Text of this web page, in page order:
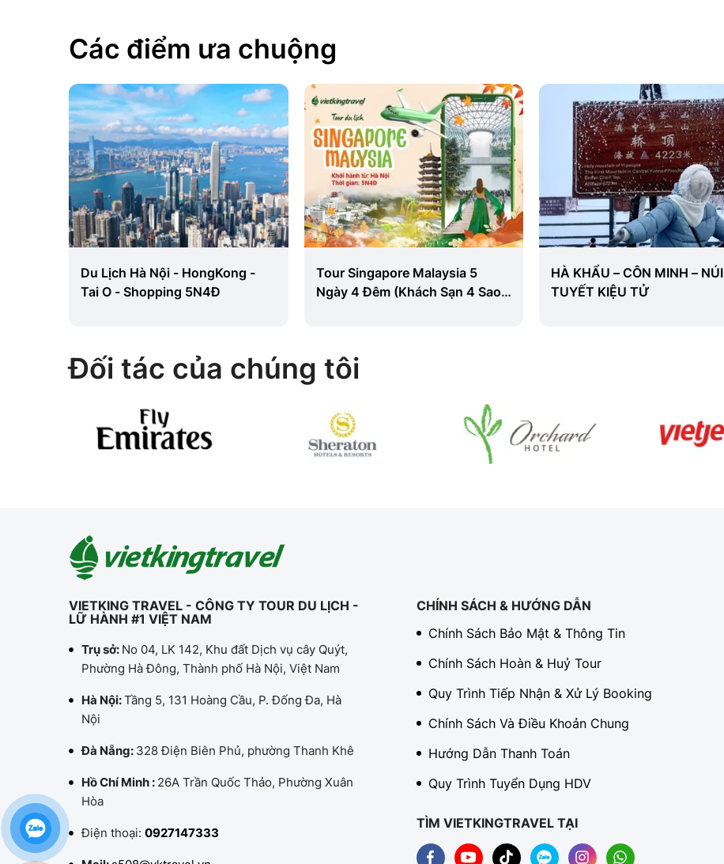
Các điểm ưa chuộng
Du Lịch Hà Nội - HongKong -
Tai O - Shopping 5N4Đ
Tour Singapore Malaysia 5
Ngày 4 Đêm (Khách Sạn 4 Sao)
HÀ KHẨU – CÔN MINH – NÚI
TUYẾT KIỆU TỬ
Đối tác của chúng tôi
VIETKING TRAVEL - CÔNG TY TOUR DU LỊCH -
LỮ HÀNH #1 VIỆT NAM
Trụ sở: No 04, LK 142, Khu đất Dịch vụ cây Quýt,
Phường Hà Đông, Thành phố Hà Nội, Việt Nam
Hà Nội:Tầng 5, 131 Hoàng Cầu, P. Đống Đa, Hà
Nội
Đà Nẵng: 328 Điện Biên Phủ, phường Thanh Khê
Hồ Chí Minh : 26A Trần Quốc Thảo, Phường Xuân
Hòa
Điện thoại: 0927147333
CHÍNH SÁCH & HƯỚNG DẪN
Chính Sách Bảo Mật & Thông Tin
Chính Sách Hoàn & Huỷ Tour
Quy Trình Tiếp Nhận & Xử Lý Booking
Chính Sách Và Điều Khoản Chung
Hướng Dẫn Thanh Toán
Quy Trình Tuyển Dụng HDV
TÌM VIETKINGTRAVEL TẠI